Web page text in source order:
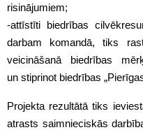
risinājumiem;
-attīstīti biedrības
darbam komandā, tiks
veicināšanā biedrības
un stiprinot biedrības
Projekta rezultātā tiks
atrasts saimnieciskās